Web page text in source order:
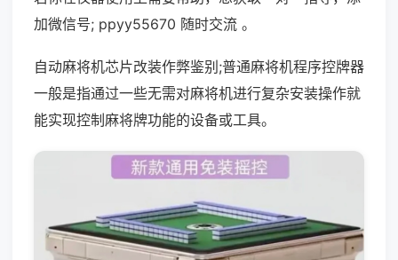
加微信号; ppyy55670 随时交流 。
自动麻将机芯片改装作弊鉴别;普通麻将机程序控牌器
一般是指通过一些无需对麻将机进行复杂安装操作就
能实现控制麻将牌功能的设备或工具。